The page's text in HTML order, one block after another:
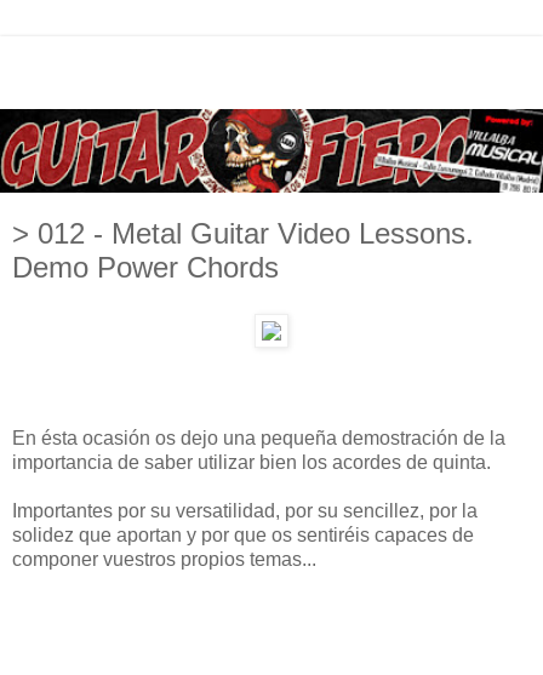
> 012 - Metal Guitar Video Lessons.
Demo Power Chords
En ésta ocasión os dejo una pequeña demostración de la
importancia de saber utilizar bien los acordes de quinta.
Importantes por su versatilidad, por su sencillez, por la
solidez que aportan y por que os sentiréis capaces de
componer vuestros propios temas...